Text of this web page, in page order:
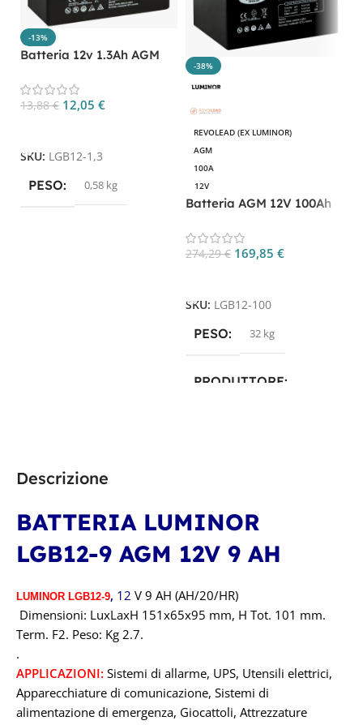
Descrizione
BATTERIA LUMINOR
LGB12-9 AGM 12V 9 AH
LUMINOR LGB12-9, 12 V 9 AH (AH/20/HR)
Dimensioni: LuxLaxH 151x65x95 mm, H Tot. 101 mm.
Term. F2. Peso: Kg 2.7.
.
APPLICAZIONI: Sistemi di allarme, UPS, Utensili elettrici,
Apparecchiature di comunicazione, Sistemi di
alimentazione di emergenza, Giocattoli, Attrezzature
-13%
Batteria 12v 1.3Ah AGM
13,88€ 12,05 €
SKU: LGB12-1,3
PESO 0,58 kg
-38%
REVOLEAD (EX LUMINOR)
AGM
100A
12V
Batteria AGM 12V 100Ah
UPS e nautica
274,29€ 169,85 €
SKU: LGB12-100
PESO 32 kg
PRODUTTORE
CAPACITÀ IN AH
TENSIONE IN VOLT